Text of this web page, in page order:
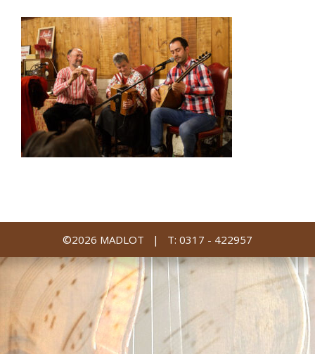
©2026 MADLOT | T: 0317 - 422957